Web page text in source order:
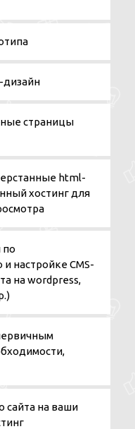
страницы
html-
хостинг для
по
настройке CMS-
на wordpress,
сайта на ваши